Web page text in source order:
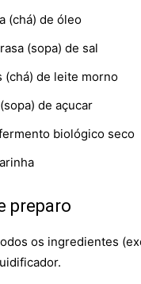
(chá) de óleo
(sopa) de sal
(chá) de leite morno
de açucar
biológico seco
preparo
os ingredientes